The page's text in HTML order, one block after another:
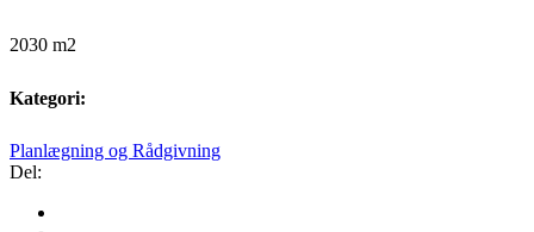
2030 m2
Kategori:
Planlægning og Rådgivning
Del: